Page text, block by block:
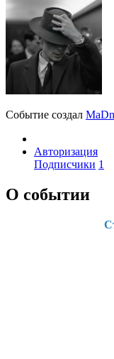
Событие создал
Авторизация
Подписчики 1
О событии